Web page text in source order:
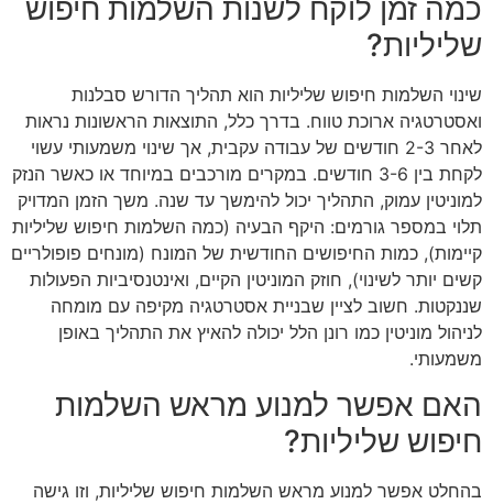
כמה זמן לוקח לשנות השלמות חיפוש
שליליות?
שינוי השלמות חיפוש שליליות הוא תהליך הדורש סבלנות
ואסטרטגיה ארוכת טווח. בדרך כלל, התוצאות הראשונות נראות
לאחר 2-3 חודשים של עבודה עקבית, אך שינוי משמעותי עשוי
לקחת בין 3-6 חודשים. במקרים מורכבים במיוחד או כאשר הנזק
למוניטין עמוק, התהליך יכול להימשך עד שנה. משך הזמן המדויק
תלוי במספר גורמים: היקף הבעיה (כמה השלמות חיפוש שליליות
קיימות), כמות החיפושים החודשית של המונח (מונחים פופולריים
קשים יותר לשינוי), חוזק המוניטין הקיים, ואינטנסיביות הפעולות
שננקטות. חשוב לציין שבניית אסטרטגיה מקיפה עם מומחה
לניהול מוניטין כמו רונן הלל יכולה להאיץ את התהליך באופן
משמעותי.
האם אפשר למנוע מראש השלמות
חיפוש שליליות?
בהחלט אפשר למנוע מראש השלמות חיפוש שליליות, וזו גישה